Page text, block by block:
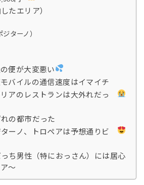
たエリア）
ターノ）
便が大変悪い
バイルの通信速度はイマイチ
アのレストランは大外れだっ
の都市だった
ーノ、トロペアは予想通りビ
男性（特におっさん）には居心
〜